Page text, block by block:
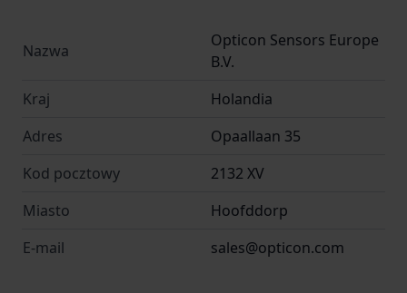
Nazwa
Opticon Sensors Europe
B.V.
Kraj
Holandia
Adres
Opaallaan 35
Kod pocztowy
2132 XV
Miasto
Hoofddorp
E-mail
sales@opticon.com